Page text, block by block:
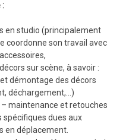
:
en studio (principalement
coordonne son travail avec
sur scène, à savoir :
démontage des décors
déchargement,…)
maintenance et retouches
dues aux
en déplacement.